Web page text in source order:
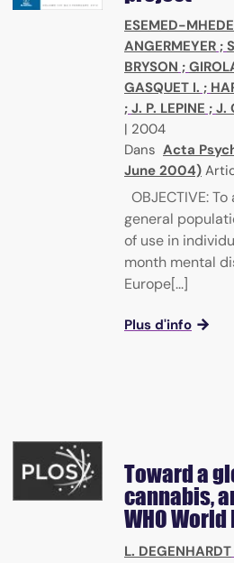
ESEMED-
ANGERMEYER ;
BRYSON ;
GASQUET I. ;
; J. P. LEPINE ; J.
| 2004
Dans Acta
June 2004)
OBJECTIVE:
general
of use in
month mental
Europe[...]
Plus d'info
Toward a
cannabis,
WHO
L. DEGENHARDT